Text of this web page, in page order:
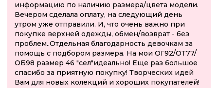
информацию по наличию размера/цвета модели.
Вечером сделала оплату, на следующий день
утром уже отправили. И, что очень важно при
покупке верхней одежды, обмен/возврат - без
проблем..Отдельная благодарность девочкам за
помощь с подбором размера. На мои ОГ92/ОТ77/
ОБ98 размер 46 "сел"идеально! Еще раз большое
спасибо за приятную покупку! Творческих идей
Вам для новых колекций и хороших покупателей!